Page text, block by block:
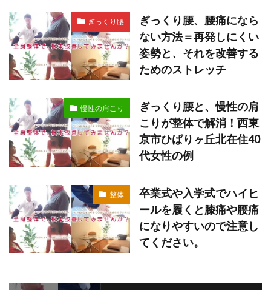
ぎっくり腰
ぎっくり腰、腰痛になら
ない方法＝再発しにくい
姿勢と、それを改善する
ためのストレッチ
慢性の肩こり
ぎっくり腰と、慢性の肩
こりが整体で解消！西東
京市ひばりヶ丘北在住40
代女性の例
整体
卒業式や入学式でハイヒ
ールを履くと膝痛や腰痛
になりやすいので注意し
てください。